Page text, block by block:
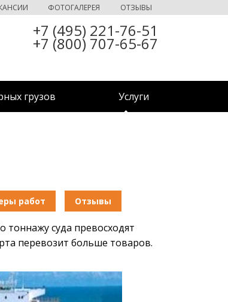
ФОТОГАЛЕРЕЯ ОТЗЫВЫ
+7 (495) 221-76-51
+7 (800) 707-65-67
грузов Услуги
работ Отзывы
суда превосходят
перевозит больше товаров.